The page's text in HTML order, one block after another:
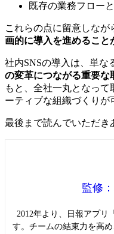
既存の業務フロー
これらの点に留意しなが
画的に導入を進めること
社内SNSの導入は、単な
の変革につながる重要な
もと、全社一丸となっ
ーティブな組織づくりが
最後まで読んでいただき
監修
2012年より、日報アプリ
す。チームの結束力を高